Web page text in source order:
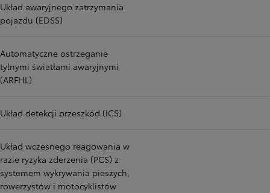
Układ awaryjnego zatrzymania
pojazdu (EDSS)
Automatyczne ostrzeganie
tylnymi światłami awaryjnymi
(ARFHL)
Układ detekcji przeszkód (ICS)
Układ wczesnego reagowania w
razie ryzyka zderzenia (PCS) z
systemem wykrywania pieszych,
rowerzystów i motocyklistów